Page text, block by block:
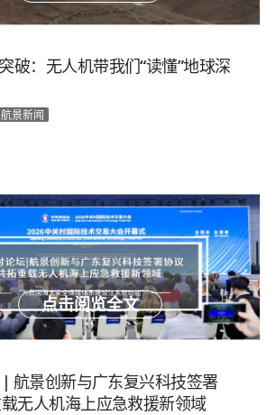
破：无人机带我们“读懂”地球深
航景新闻
点击阅览全文
航景创新与广东复兴科技签署
无人机海上应急救援新领域